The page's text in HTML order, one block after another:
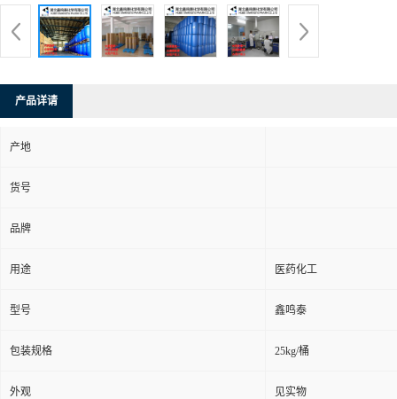
产品详请
产地
货号
品牌
用途 医药化工
型号 鑫鸣泰
包装规格 25kg/桶
外观 见实物